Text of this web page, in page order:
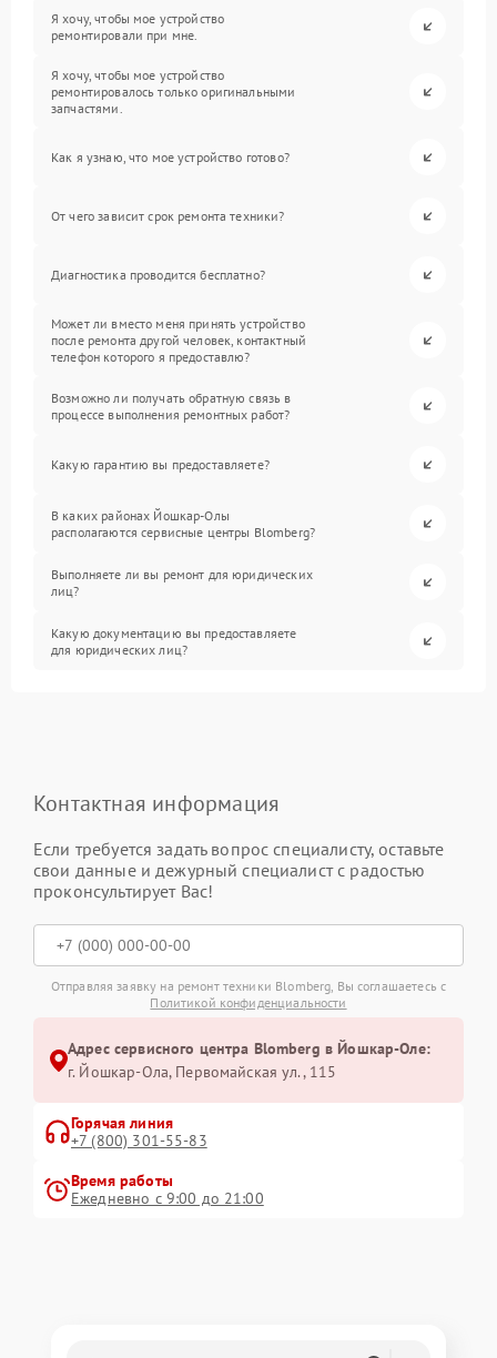
Я хочу, чтобы мое устройство
ремонтировали при мне.
Я хочу, чтобы мое устройство
ремонтировалось только оригинальными
запчастями.
Как я узнаю, что мое устройство готово?
От чего зависит срок ремонта техники?
Диагностика проводится бесплатно?
Может ли вместо меня принять устройство
после ремонта другой человек, контактный
телефон которого я предоставлю?
Возможно ли получать обратную связь в
процессе выполнения ремонтных работ?
Какую гарантию вы предоставляете?
В каких районах Йошкар-Олы
располагаются сервисные центры Blomberg?
Выполняете ли вы ремонт для юридических
лиц?
Какую документацию вы предоставляете
для юридических лиц?
Контактная информация
Если требуется задать вопрос специалисту, оставьте
свои данные и дежурный специалист с радостью
проконсультирует Вас!
Отправляя заявку на ремонт техники Blomberg, Вы соглашаетесь с
Политикой конфиденциальности
Адрес сервисного центра Blomberg в Йошкар-Оле:
г. Йошкар-Ола, Первомайская ул., 115
Горячая линия
+7 (800) 301-55-83
Время работы
Ежедневно с 9:00 до 21:00